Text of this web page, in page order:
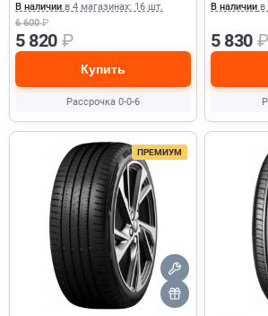
В наличии в 4 магазинах: 16 шт.
6 600₽
5 820 ₽
Купить
Рассрочка 0-0-6
В наличии в
5 830 ₽
ПРЕМИУМ